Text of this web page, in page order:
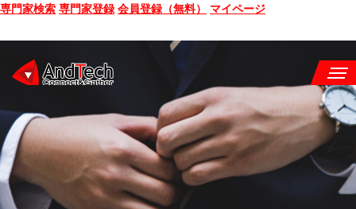
専門家検索 専門家登録 会員登録（無料） マイページ
SEMINAR
BOOK
CONSULTING